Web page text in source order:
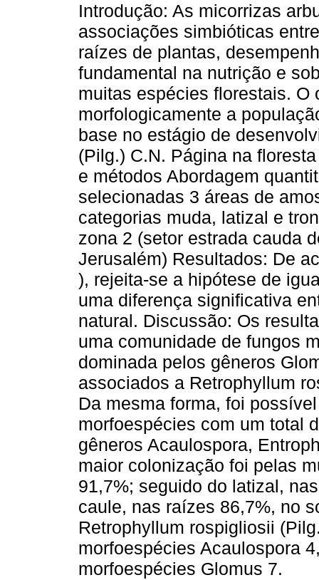
Introdução: As micorrizas
associações simbióticas
raízes de plantas,
fundamental na nutrição e
muitas espécies florestais.
morfologicamente a
base no estágio de
(Pilg.) C.N. Página na
e métodos Abordagem
selecionadas 3 áreas de
categorias muda, latizal e
zona 2 (setor estrada cauda
Jerusalém) Resultados: De
), rejeita-se a hipótese de
uma diferença significativa
natural. Discussão: Os
uma comunidade de fungos
dominada pelos gêneros
associados a Retrophyllum
Da mesma forma, foi
morfoespécies com um total
gêneros Acaulospora,
maior colonização foi pelas
91,7%; seguido do latizal,
caule, nas raízes 86,7%, no
Retrophyllum rospigliosii
morfoespécies Acaulospora
morfoespécies Glomus 7.